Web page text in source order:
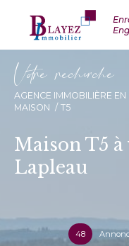
Vore recece
AGENCE IMMOBILIÈRE EN
MAISON
T5
Maison T5
Lapleau
48